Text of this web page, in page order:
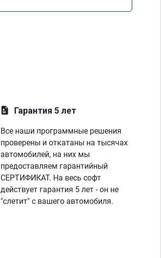
Гарантия 5 лет
Все наши программные решения
проверены и откатаны на тысячах
автомобилей, на них мы
предоставляем гарантийный
СЕРТИФИКАТ. На весь софт
действует гарантия 5 лет - он не
"слетит" с вашего автомобиля.